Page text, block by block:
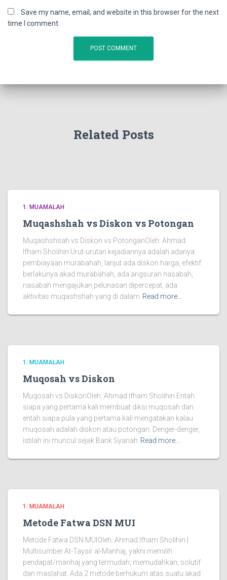
Save my name, email, and website in this browser for the next
time I comment.
Related Posts
1. MUAMALAH
Muqashshah vs Diskon vs Potongan
Muqashshsah vs Diskon vs PotonganOleh: Ahmad
Ifham Sholihin Urut-urutan kejadiannya adalah adanya
pembiayaan murabahah, lanjut ada diskon harga, efektif
berlakunya akad murabahah, ada angsuran nasabah,
nasabah mengajukan pelunasan dipercepat, ada
aktivitas muqashshah yang di dalam Read more…
1. MUAMALAH
Muqosah vs Diskon
Muqosah vs DiskonOleh: Ahmad Ifham Sholihin Entah
siapa yang pertama kali membuat diksi muqosah dan
entah siapa pula yang pertama kali mengatakan kalau
muqosah adalah diskon atau potongan. Denger-denger,
istilah ini muncul sejak Bank Syariah Read more…
1. MUAMALAH
Metode Fatwa DSN MUI
Metode Fatwa DSN MUIOleh: Ahmad Ifham Sholihin |
Multisumber At-Taysir al-Manhaj, yakni memilih
pendapat/manhaj yang termudah, memudahkan, solutif
dan maslahat. Ada 2 metode berhukum atas suatu akad